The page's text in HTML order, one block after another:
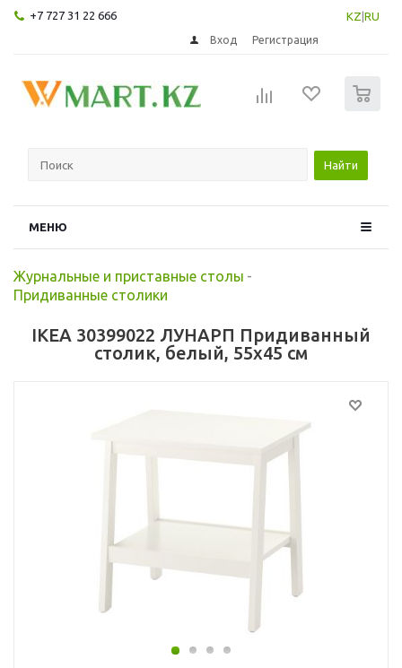
+7 727 31 22 666 KZ RU
Вход Регистрация
Найти
МЕНЮ
Журнальные и приставные столы -
Придиванные столики
IKEA 30399022 ЛУНАРП Придиванный
столик, белый, 55x45 см